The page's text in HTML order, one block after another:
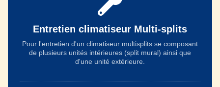
Entretien climatiseur Multi-splits
Pour l'entretien d'un climatiseur multisplits se composant
de plusieurs unités intérieures (split mural) ainsi que
d'une unité extérieure.